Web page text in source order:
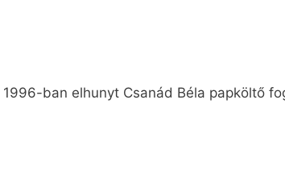
ban elhunyt Csanád Béla papköltő